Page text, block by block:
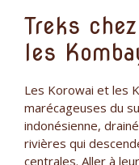
Treks
les
Les Korowai et les
marécageuses du
indonésienne,
rivières qui
centrales. Aller à